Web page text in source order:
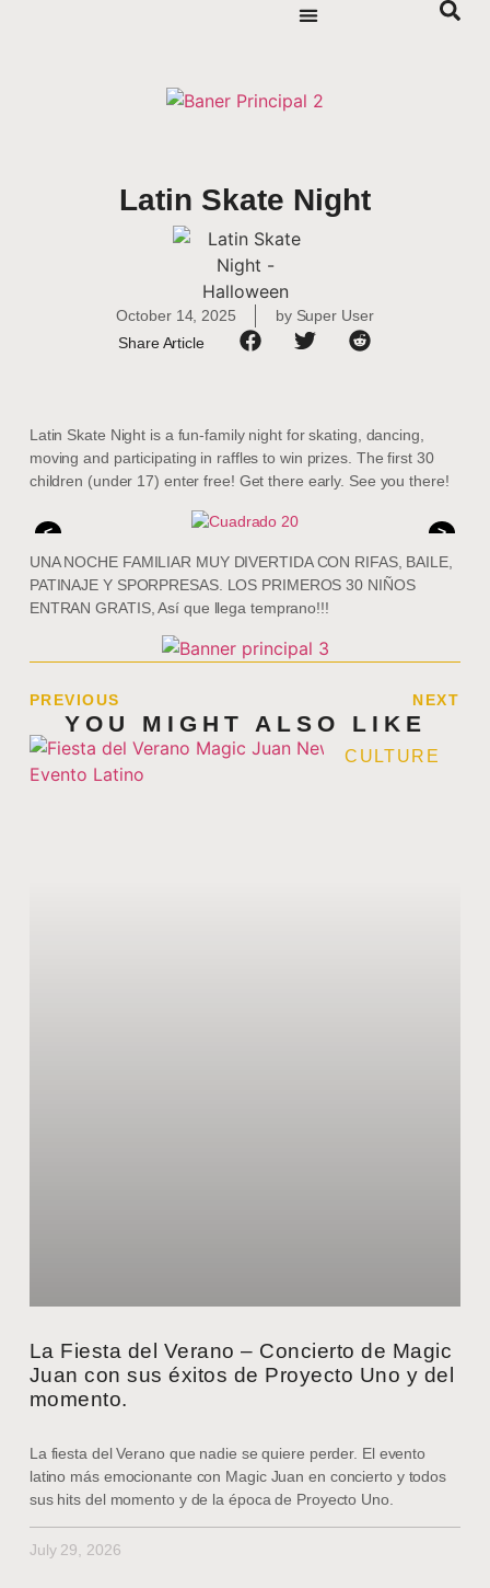
Latin Skate Night
October 14, 2025 bySuper User
Share Article
Latin Skate Night is a fun-family night for skating, dancing,
moving and participating in raffles to win prizes. The first 30
children (under 17) enter free! Get there early. See you there!
<
>
UNA NOCHE FAMILIAR MUY DIVERTIDA CON RIFAS, BAILE,
PATINAJE Y SPORPRESAS. LOS PRIMEROS 30 NIÑOS
ENTRAN GRATIS, Así que llega temprano!!!
PREVIOUS NEXT
YOU MIGHT ALSO LIKE
CULTURE
La Fiesta del Verano – Concierto de Magic
Juan con sus éxitos de Proyecto Uno y del
momento.
La fiesta del Verano que nadie se quiere perder. El evento
latino más emocionante con Magic Juan en concierto y todos
sus hits del momento y de la época de Proyecto Uno.
July 29, 2026